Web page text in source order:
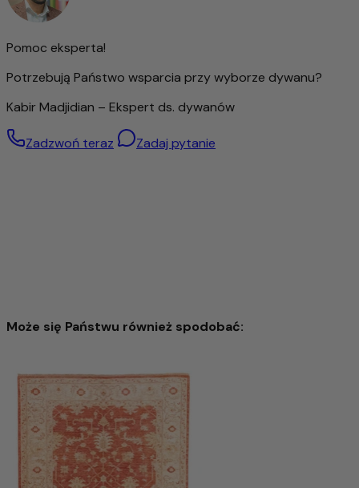
Ten dywan to nie tylko wysokiej jakości akcesoria do domu,
sposób łączy naturalność, jakość i tradycję.
Pomoc eksperta!
Potrzebują Państwo wsparcia przy wyborze dywanu?
Kabir Madjidian – Ekspert ds. dywanów
Zadzwoń teraz Zadaj pytanie
Kazak Dywan 202x148cm - Dywan orientalny
6.188,00 zł11.336,00 zł-45%
Wyprzedany
Może się Państwu również spodobać: